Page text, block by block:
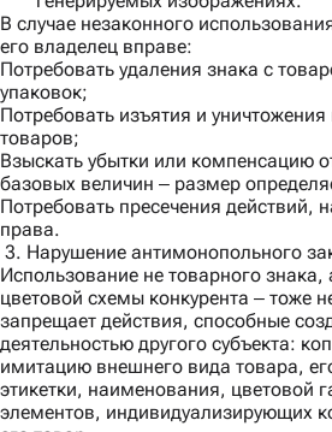
В случае незаконного
его владелец вправе:
Потребовать удаления знака с
упаковок;
Потребовать изъятия и
товаров;
Взыскать убытки или компенсацию
базовых величин ‒ размер
Потребовать пресечения действий,
права.
3. Нарушение антимонопольного
Использование не товарного знака,
цветовой схемы конкурента ‒ тоже
запрещает действия, способные
деятельностью другого субъекта:
имитацию внешнего вида товара,
этикетки, наименования, цветовой
элементов, индивидуализирующих